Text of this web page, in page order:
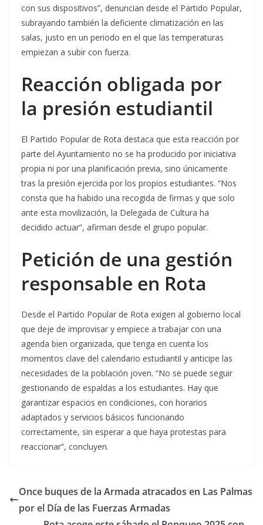
con sus dispositivos”, denuncian desde el Partido Popular,
subrayando también la deficiente climatización en las
salas, justo en un periodo en el que las temperaturas
empiezan a subir con fuerza.
Reacción obligada por
la presión estudiantil
El Partido Popular de Rota destaca que esta reacción por
parte del Ayuntamiento no se ha producido por iniciativa
propia ni por una planificación previa, sino únicamente
tras la presión ejercida por los propios estudiantes. “Nos
consta que ha habido una recogida de firmas y que solo
ante esta movilización, la Delegada de Cultura ha
decidido actuar”, afirman desde el grupo popular.
Petición de una gestión
responsable en Rota
Desde el Partido Popular de Rota exigen al gobierno local
que deje de improvisar y empiece a trabajar con una
agenda bien organizada, que tenga en cuenta los
momentos clave del calendario estudiantil y anticipe las
necesidades de la población joven. “No se puede seguir
gestionando de espaldas a los estudiantes. Hay que
garantizar espacios en condiciones, con horarios
adaptados y servicios básicos funcionando
correctamente, sin esperar a que haya protestas para
reaccionar”, concluyen.
Once buques de la Armada atracados en Las Palmas
por el Día de las Fuerzas Armadas